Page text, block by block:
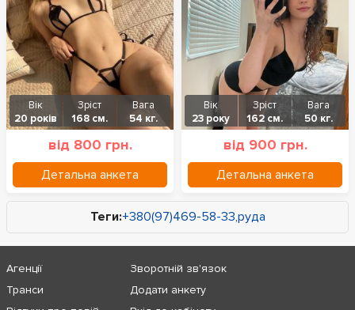
Вік
20 років
Зріст
168 см.
Вага
54 кг.
від 800 грн.
Детальна анкета
Вік
23 року
Зріст
162 см.
Вага
50 кг.
від 900 грн.
Детальна анкета
Теги:+380(97)469-58-33,руда
Агенції
Транси
Зворотній зв'язок
Додати анкету